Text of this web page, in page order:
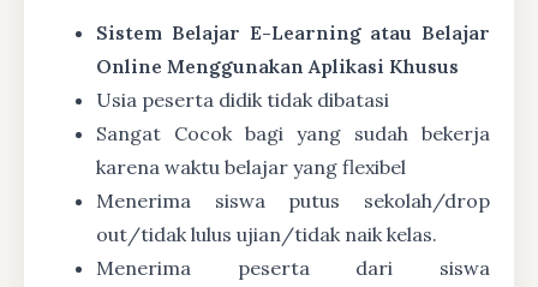
Sistem Belajar E-Learning atau Belajar
Online Menggunakan Aplikasi Khusus
Usia peserta didik tidak dibatasi
Sangat Cocok bagi yang sudah bekerja
karena waktu belajar yang flexibel
Menerima siswa putus sekolah/drop
out/tidak lulus ujian/tidak naik kelas.
Menerima peserta dari siswa